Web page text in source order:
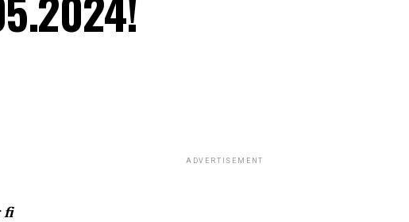
fi
ADVERTISEMENT